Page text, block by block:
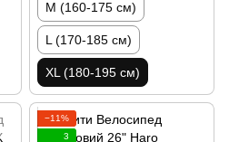
M (160-175 см)
L (170-185 см)
XL (180-195 см)
−11%
3